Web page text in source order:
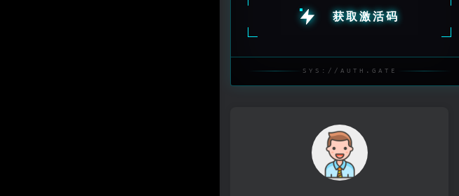
获取激活码
SYS://AUTH.GATE